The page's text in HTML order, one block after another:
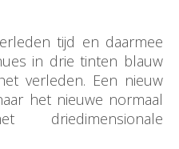
tijd en daarmee
in drie tinten blauw
verleden. Een nieuw
het nieuwe normaal